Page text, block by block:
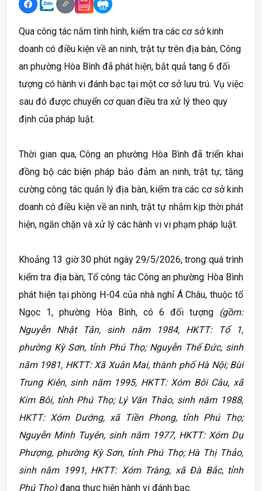
Qua công tác nắm tình hình, kiểm tra các cơ sở kinh
doanh có điều kiện về an ninh, trật tự trên địa bàn, Công
an phường Hòa Bình đã phát hiện, bắt quả tang 6 đối
tượng có hành vi đánh bạc tại một cơ sở lưu trú. Vụ việc
sau đó được chuyển cơ quan điều tra xử lý theo quy
định của pháp luật.
Thời gian qua, Công an phường Hòa Bình đã triển khai
đồng bộ các biện pháp bảo đảm an ninh, trật tự; tăng
cường công tác quản lý địa bàn, kiểm tra các cơ sở kinh
doanh có điều kiện về an ninh, trật tự nhằm kịp thời phát
hiện, ngăn chặn và xử lý các hành vi vi phạm pháp luật.
Khoảng 13 giờ 30 phút ngày 29/5/2026, trong quá trình
kiểm tra địa bàn, Tổ công tác Công an phường Hòa Bình
phát hiện tại phòng H-04 của nhà nghỉ Á Châu, thuộc tổ
Ngọc 1, phường Hòa Bình, có 6 đối tượng (gồm:
Nguyễn Nhật Tân, sinh năm 1984, HKTT: Tổ 1,
phường Kỳ Sơn, tỉnh Phú Thọ; Nguyễn Thế Đức, sinh
năm 1981, HKTT: Xã Xuân Mai, thành phố Hà Nội; Bùi
Trung Kiên, sinh năm 1995, HKTT: Xóm Bôi Câu, xã
Kim Bôi, tỉnh Phú Thọ; Lý Văn Thảo, sinh năm 1988,
HKTT: Xóm Dướng, xã Tiền Phong, tỉnh Phú Thọ;
Nguyễn Minh Tuyên, sinh năm 1977, HKTT: Xóm Dụ
Phượng, phường Kỳ Sơn, tỉnh Phú Thọ; Hà Thị Thảo,
sinh năm 1991, HKTT: Xóm Tràng, xã Đà Bắc, tỉnh
Phú Thọ) đang thực hiện hành vi đánh bạc.